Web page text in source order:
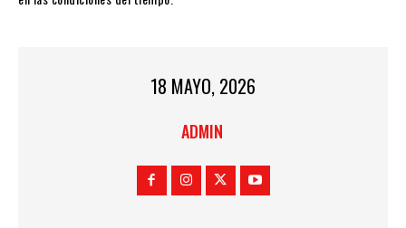
18 MAYO, 2026
ADMIN